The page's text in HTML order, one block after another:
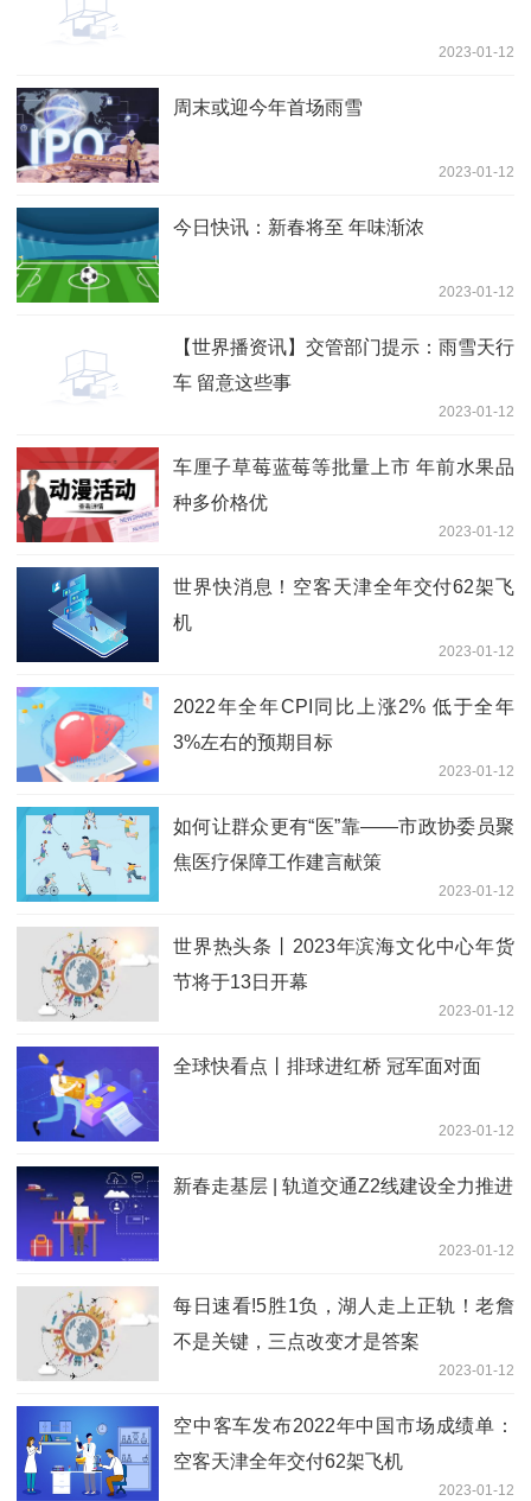
2023-01-12
周末或迎今年首场雨雪
2023-01-12
今日快讯：新春将至 年味渐浓
2023-01-12
【世界播资讯】交管部门提示：雨雪天行
车 留意这些事
2023-01-12
车厘子草莓蓝莓等批量上市 年前水果品
种多价格优
2023-01-12
世界快消息！空客天津全年交付62架飞
机
2023-01-12
2022年全年CPI同比上涨2% 低于全年
3%左右的预期目标
2023-01-12
如何让群众更有“医”靠——市政协委员聚
焦医疗保障工作建言献策
2023-01-12
世界热头条丨2023年滨海文化中心年货
节将于13日开幕
2023-01-12
全球快看点丨排球进红桥 冠军面对面
2023-01-12
新春走基层 | 轨道交通Z2线建设全力推进
2023-01-12
每日速看!5胜1负，湖人走上正轨！老詹
不是关键，三点改变才是答案
2023-01-12
空中客车发布2022年中国市场成绩单：
空客天津全年交付62架飞机
2023-01-12